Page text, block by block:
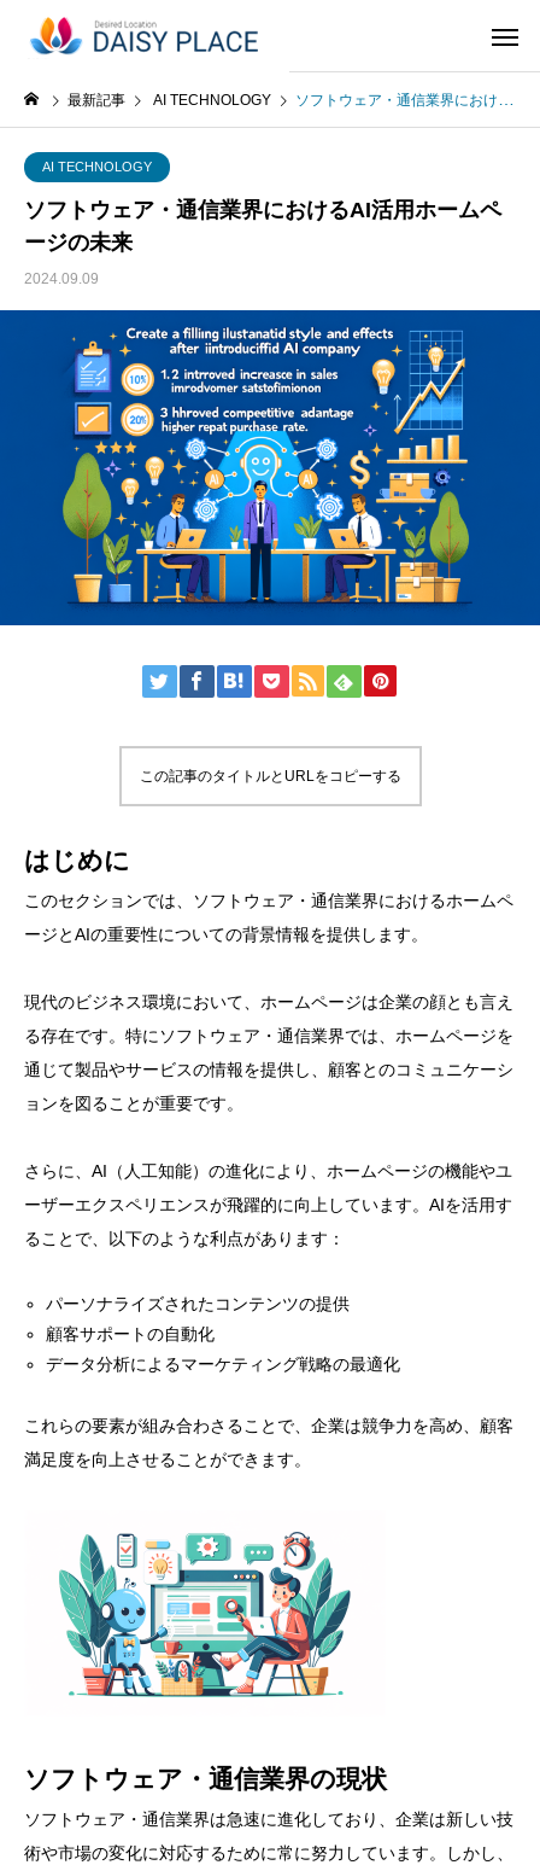
最新記事 AI TECHNOLOGY ソフトウェア・通信業界におけるAI活用ホームページの未来
AI TECHNOLOGY
ソフトウェア・通信業界におけるAI活用ホームペ
ージの未来
2024.09.09
この記事のタイトルとURLをコピーする
はじめに
このセクションでは、ソフトウェア・通信業界におけるホームペ
ージとAIの重要性についての背景情報を提供します。
現代のビジネス環境において、ホームページは企業の顔とも言え
る存在です。特にソフトウェア・通信業界では、ホームページを
通じて製品やサービスの情報を提供し、顧客とのコミュニケーシ
ョンを図ることが重要です。
さらに、AI（人工知能）の進化により、ホームページの機能やユ
ーザーエクスペリエンスが飛躍的に向上しています。AIを活用す
ることで、以下のような利点があります：
パーソナライズされたコンテンツの提供
顧客サポートの自動化
データ分析によるマーケティング戦略の最適化
これらの要素が組み合わさることで、企業は競争力を高め、顧客
満足度を向上させることができます。
ソフトウェア・通信業界の現状
ソフトウェア・通信業界は急速に進化しており、企業は新しい技
術や市場の変化に対応するために常に努力しています。しかし、